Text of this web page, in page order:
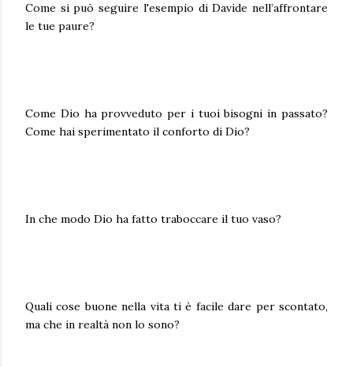
Come si può seguire l'esempio di Davide nell’affrontare
le tue paure?
Come Dio ha provveduto per i tuoi bisogni in passato?
Come hai sperimentato il conforto di Dio?
In che modo Dio ha fatto traboccare il tuo vaso?
Quali cose buone nella vita ti è facile dare per scontato,
ma che in realtà non lo sono?